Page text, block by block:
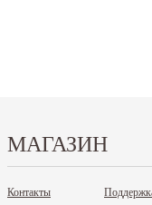
МАГАЗИН
Контакты